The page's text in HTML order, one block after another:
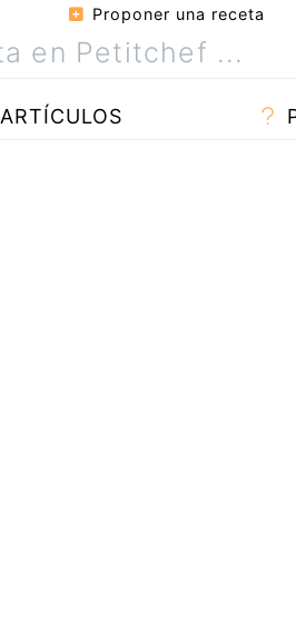
Proponer una receta
ARTÍCULOS